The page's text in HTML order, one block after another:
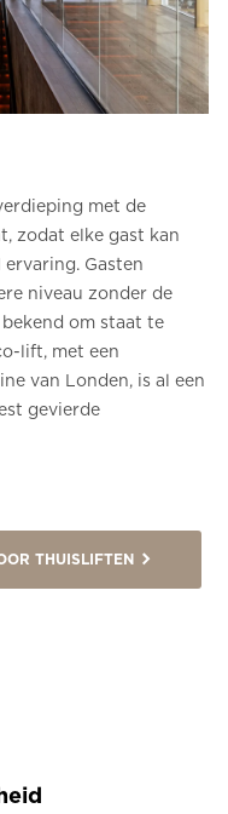
met de
zodat elke gast kan
Gasten
niveau zonder de
om staat te
lift, met een
van Londen, is al een
gevierde
THUISLIFTEN